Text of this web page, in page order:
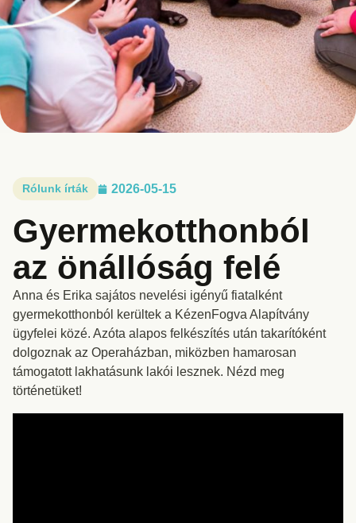
Rólunk írták 2026-05-15
Gyermekotthonból
az önállóság felé
Anna és Erika sajátos nevelési igényű fiatalként
gyermekotthonból kerültek a KézenFogva Alapítvány
ügyfelei közé. Azóta alapos felkészítés után takarítóként
dolgoznak az Operaházban, miközben hamarosan
támogatott lakhatásunk lakói lesznek. Nézd meg
történetüket!